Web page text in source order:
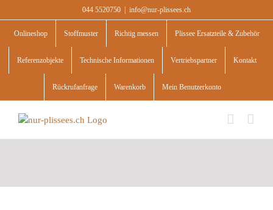
to
content
044 5520750 info@nur-plissees.ch
Onlineshop Stoffmuster Richtig messen Plissee Ersatzteile & Zubehör
Referenzobjekte Technische Informationen Vertriebspartner Kontakt
Rückrufanfrage Warenkorb Mein Benutzerkonto